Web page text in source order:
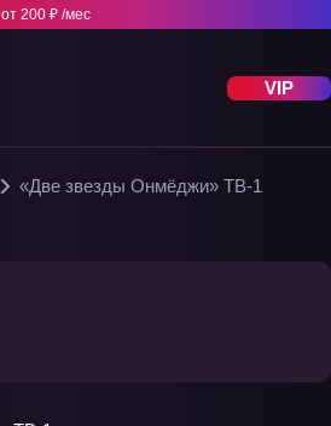
от 200 ₽ /мес
VIP
«Две звезды Онмёджи» ТВ-1